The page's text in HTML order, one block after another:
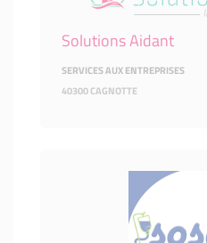
Solutions Aidant
SERVICES AUX ENTREPRISES
40300 CAGNOTTE